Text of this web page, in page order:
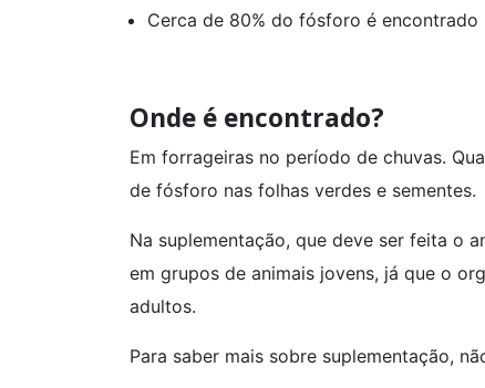
Cerca de 80% do fósforo é encontrado
Onde é encontrado?
Em forrageiras no período de chuvas.
de fósforo nas folhas verdes e sementes.
Na suplementação, que deve ser feita o
em grupos de animais jovens, já que o
adultos.
Para saber mais sobre suplementação,